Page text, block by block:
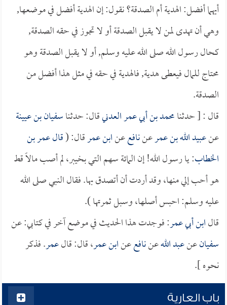
أيهما أفضل: الهدية أم الصدقة؟ نقول: إن الهدية أفضل في موضعها,
وهي أن تهدى لمن لا يقبل الصدقة أو لا تجوز في حقه الصدقة,
كحال رسول الله صلى الله عليه وسلم, أو لا يقبل الصدقة وهو
محتاج للمال فيعطى هدية, فالهدية في حقه في مثل هذا أفضل من
الصدقة.
قال : [ حدثنامحمد بن أبي عمر العدنيقال: حدثناسفيان بن عيينة
عنعبيد الله بن عمرعننافععنابن عمرقال: (قالعمر بن
الخطاب: يا رسول الله! إن المائة سهم التي بخيبر، لم أصب مالاً قط
هو أحب إلي منها، وقد أردت أن أتصدق بها. فقال النبي صلى الله
عليه وسلم: احبس أصلها، وسبل ثمرتها ).
قالابن أبي عمر: فوجدت هذا الحديث في موضع آخر في كتابي: عن
سفيانعنعبد اللهعننافععنابن عمر، قال: قالعمر. فذكر
نحوه ].
باب العارية